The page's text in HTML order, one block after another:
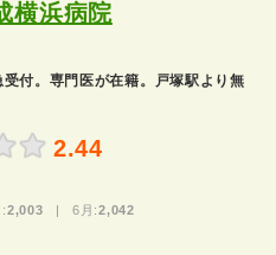
横浜病院
付。専門医が在籍。戸塚駅より無
2.44
2,003 | 6月:2,042